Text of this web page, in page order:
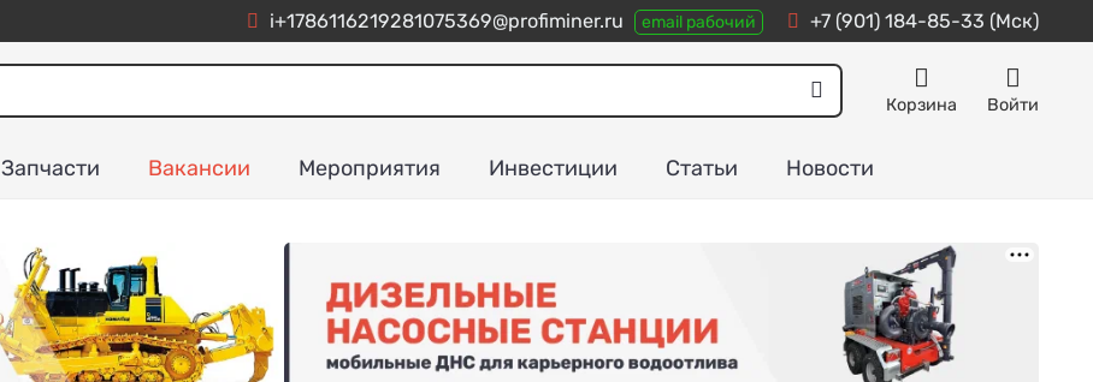
i+1786116219281075369@profiminer.ru email рабочий +7 (901) 184-85-33 (Мск)
Корзина Войти
Запчасти Вакансии Мероприятия Инвестиции Статьи Новости